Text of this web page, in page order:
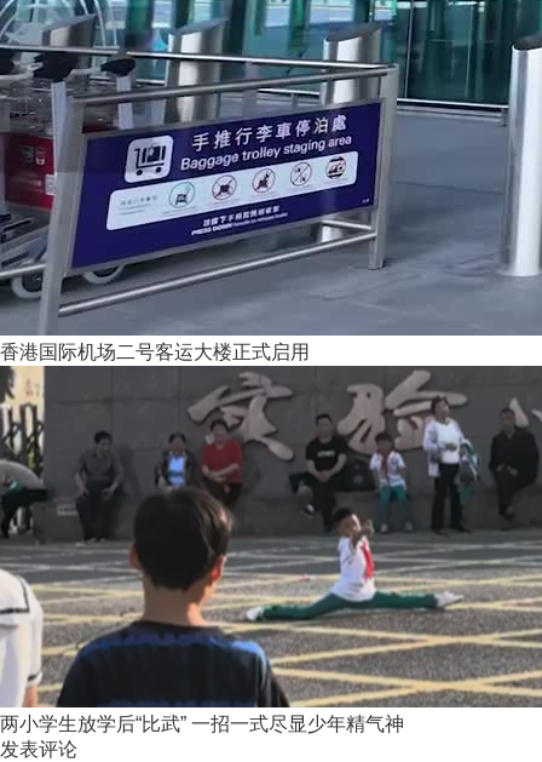
香港国际机场二号客运大楼正式启用
两小学生放学后“比武” 一招一式尽显少年精气神
发表评论